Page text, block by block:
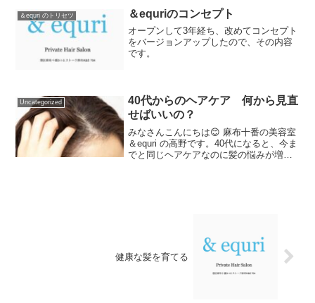
＆equri のトリセツ ＆equriのコンセプト
オープンして3年経ち、改めてコンセプト
をバージョンアップしたので、その内容
です。
Uncategorized
40代からのヘアケア 何から見直
せばいいの？
みなさんこんにちは😊 麻布十番の美容室
＆equri の高野です。40代になると、今ま
でと同じヘアケアなのに髪の悩みが増え
健康な髪を育てる